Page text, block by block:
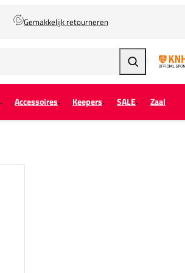
Gemakkelijk retourneren
Zoeken
Accessoires Keepers SALE Zaal